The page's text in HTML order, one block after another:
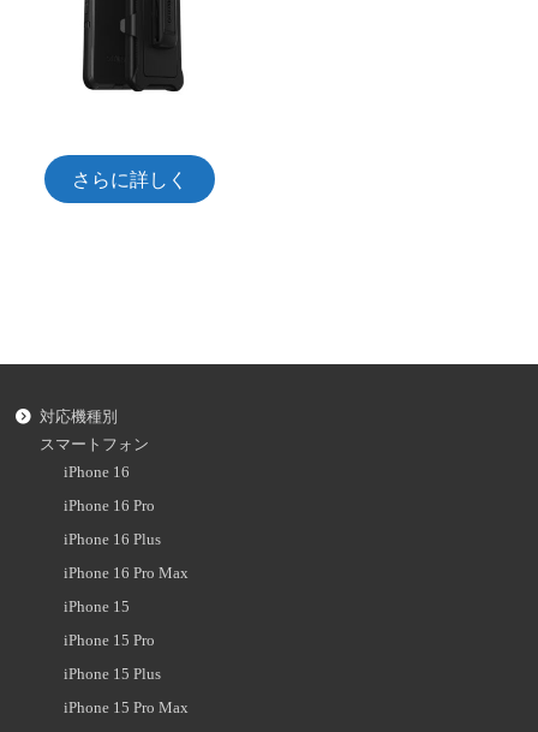
さらに詳しく
対応機種別
スマートフォン
iPhone 16
iPhone 16 Pro
iPhone 16 Plus
iPhone 16 Pro Max
iPhone 15
iPhone 15 Pro
iPhone 15 Plus
iPhone 15 Pro Max